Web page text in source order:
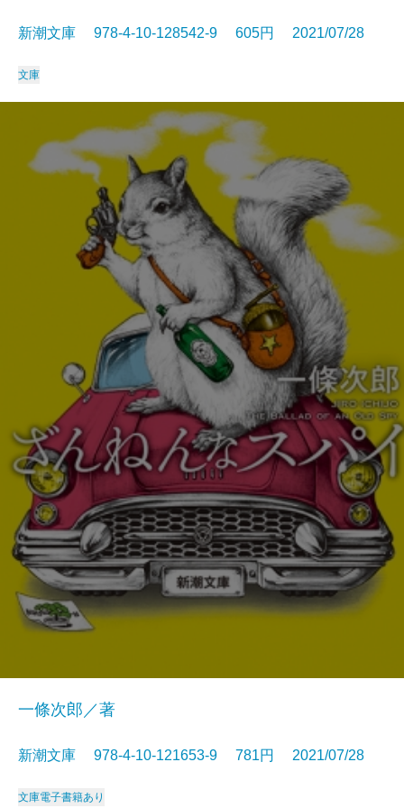
新潮文庫 978-4-10-128542-9 605円 2021/07/28
文庫
一條次郎／著
新潮文庫 978-4-10-121653-9 781円 2021/07/28
文庫電子書籍あり